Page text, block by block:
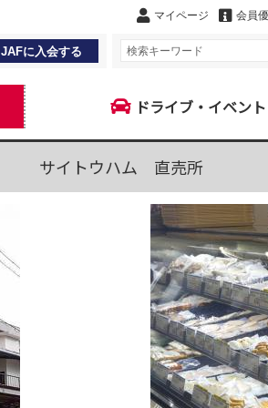
マイページ 会員
JAFに入会する
ドライブ・イベント
サイトウハム 直売所